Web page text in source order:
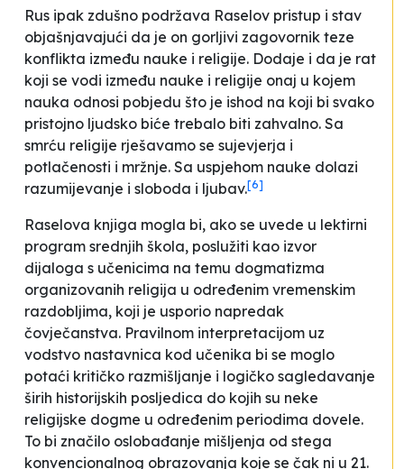
Rus ipak zdušno podržava Raselov pristup i stav
objašnjavajući da je on gorljivi zagovornik teze
konflikta između nauke i religije. Dodaje i da je rat
koji se vodi između nauke i religije onaj u kojem
nauka odnosi pobjedu što je ishod na koji bi svako
pristojno ljudsko biće trebalo biti zahvalno. Sa
smrću religije rješavamo se sujevjerja i
potlačenosti i mržnje. Sa uspjehom nauke dolazi
razumijevanje i sloboda i ljubav.[6]
Raselova knjiga mogla bi, ako se uvede u lektirni
program srednjih škola, poslužiti kao izvor
dijaloga s učenicima na temu dogmatizma
organizovanih religija u određenim vremenskim
razdobljima, koji je usporio napredak
čovječanstva. Pravilnom interpretacijom uz
vodstvo nastavnica kod učenika bi se moglo
potaći kritičko razmišljanje i logičko sagledavanje
širih historijskih posljedica do kojih su neke
religijske dogme u određenim periodima dovele.
To bi značilo oslobađanje mišljenja od stega
konvencionalnog obrazovanja koje se čak ni u 21.